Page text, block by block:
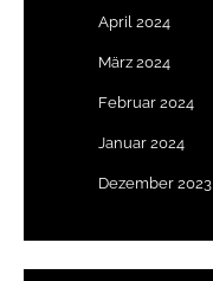
April 2024
März 2024
Februar 2024
Januar 2024
Dezember 2023